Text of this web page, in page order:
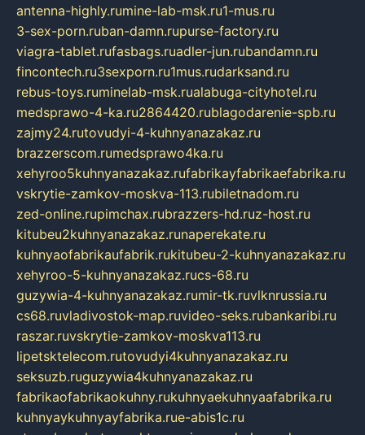
antenna-highly.rumine-lab-msk.ru1-mus.ru
3-sex-porn.ruban-damn.rupurse-factory.ru
viagra-tablet.rufasbags.ruadler-jun.rubandamn.ru
fincontech.ru3sexporn.ru1mus.rudarksand.ru
rebus-toys.ruminelab-msk.rualabuga-cityhotel.ru
medsprawo-4-ka.ru2864420.rublagodarenie-spb.ru
zajmy24.rutovudyi-4-kuhnyanazakaz.ru
brazzerscom.rumedsprawo4ka.ru
xehyroo5kuhnyanazakaz.rufabrikayfabrikaefabrika.ru
vskrytie-zamkov-moskva-113.rubiletnadom.ru
zed-online.rupimchax.rubrazzers-hd.ruz-host.ru
kitubeu2kuhnyanazakaz.runaperekate.ru
kuhnyaofabrikaufabrik.rukitubeu-2-kuhnyanazakaz.ru
xehyroo-5-kuhnyanazakaz.rucs-68.ru
guzywia-4-kuhnyanazakaz.rumir-tk.ruvlknrussia.ru
cs68.ruvladivostok-map.ruvideo-seks.rubankaribi.ru
raszar.ruvskrytie-zamkov-moskva113.ru
lipetsktelecom.rutovudyi4kuhnyanazakaz.ru
seksuzb.ruguzywia4kuhnyanazakaz.ru
fabrikaofabrikaokuhny.rukuhnyaekuhnyaafabrika.ru
kuhnyaykuhnyayfabrika.rue-abis1c.ru